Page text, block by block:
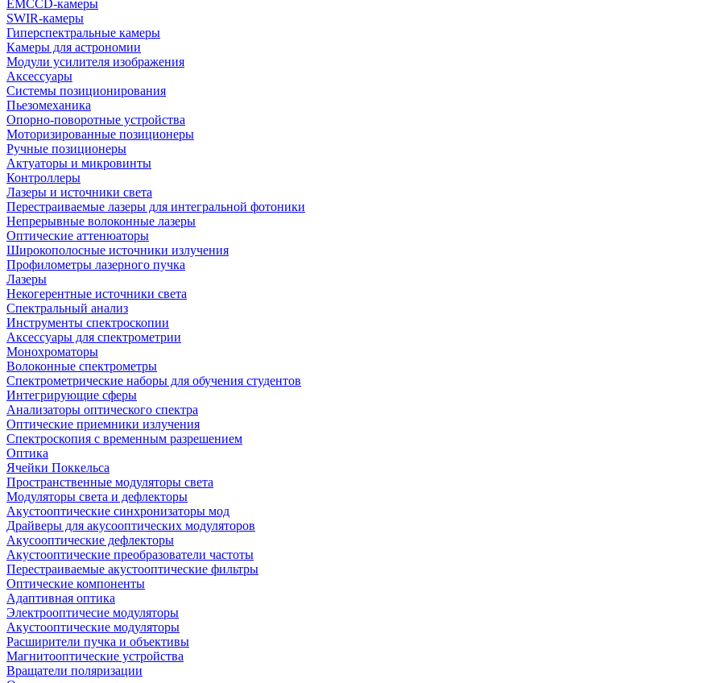
EMCCD-камеры
SWIR-камеры
Гиперспектральные камеры
Камеры для астрономии
Модули усилителя изображения
Аксессуары
Системы позиционирования
Пьезомеханика
Опорно-поворотные устройства
Моторизированные позиционеры
Ручные позиционеры
Актуаторы и микровинты
Контроллеры
Лазеры и источники света
Перестраиваемые лазеры для интегральной фотоники
Непрерывные волоконные лазеры
Оптические аттенюаторы
Широкополосные источники излучения
Профилометры лазерного пучка
Лазеры
Некогерентные источники света
Спектральный анализ
Инструменты спектроскопии
Аксессуары для спектрометрии
Монохроматоры
Волоконные спектрометры
Спектрометрические наборы для обучения студентов
Интегрирующие сферы
Анализаторы оптического спектра
Оптические приемники излучения
Спектроскопия с временным разрешением
Оптика
Ячейки Поккельса
Пространственные модуляторы света
Модуляторы света и дефлекторы
Акустооптические синхронизаторы мод
Драйверы для акусооптических модуляторов
Акусооптические дефлекторы
Акустооптические преобразователи частоты
Перестраиваемые акустооптические фильтры
Оптические компоненты
Адаптивная оптика
Электрооптичесие модуляторы
Акустооптические модуляторы
Расширители пучка и объективы
Магнитооптические устройства
Вращатели поляризации